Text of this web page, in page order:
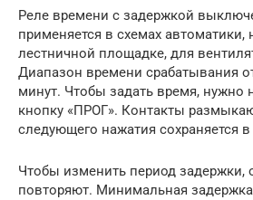
Реле времени с задержкой
применяется в схемах автоматики,
лестничной площадке, для
Диапазон времени срабатывания
минут. Чтобы задать время, нужно
кнопку «ПРОГ». Контакты
следующего нажатия сохраняется
Чтобы изменить период задержки,
повторяют. Минимальная задержка